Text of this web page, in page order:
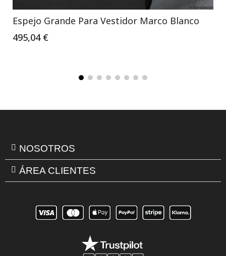
Espejo Grande Para Vestidor Marco Blanco
495,04 €
NOSOTROS
ÁREA CLIENTES